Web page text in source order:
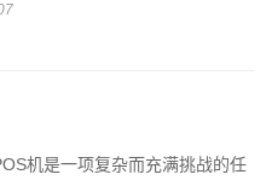
机是一项复杂而充满挑战的任